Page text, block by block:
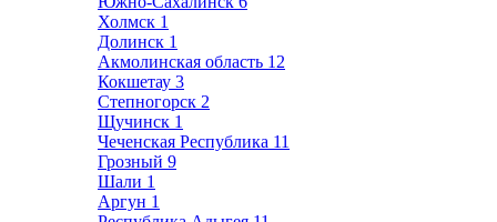
Холмск 1
Долинск 1
Акмолинская область 12
Кокшетау 3
Степногорск 2
Щучинск 1
Чеченская Республика 11
Грозный 9
Шали 1
Аргун 1